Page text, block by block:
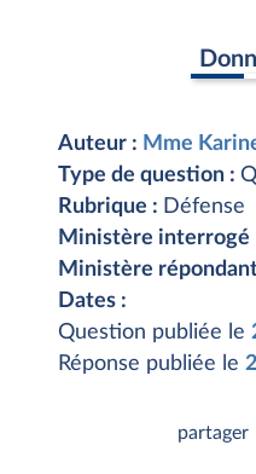
Auteur : Mme
Type de question :
Rubrique : Défense
Ministère interrogé
Ministère
Dates :
Question publiée le
Réponse publiée le
partager